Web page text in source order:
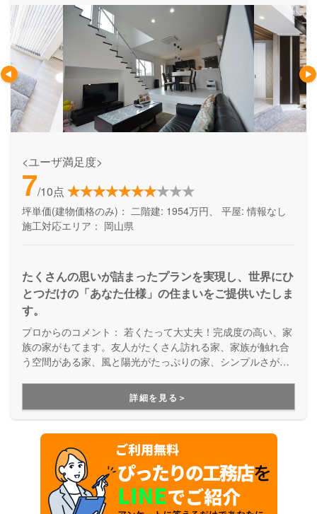
<ユーザ満足度>
7/10点
坪単価(建物価格のみ)： 二階建: 1954万円、 平屋: 情報なし
施工対応エリア： 岡山県
たくさんの思いが詰まったプランを実現し、世界にひ
とつだけの「あなた仕様」の住まいをご提供いたしま
す。
プロからのコメント： 若くたって大丈夫！完成度の高い、家
族の家がもてます。友人がたくさん訪れる家、家族が触れ合
う空間がある家、風と陽光がたっぷりの家、シンプルさが心
詳細を見る＞